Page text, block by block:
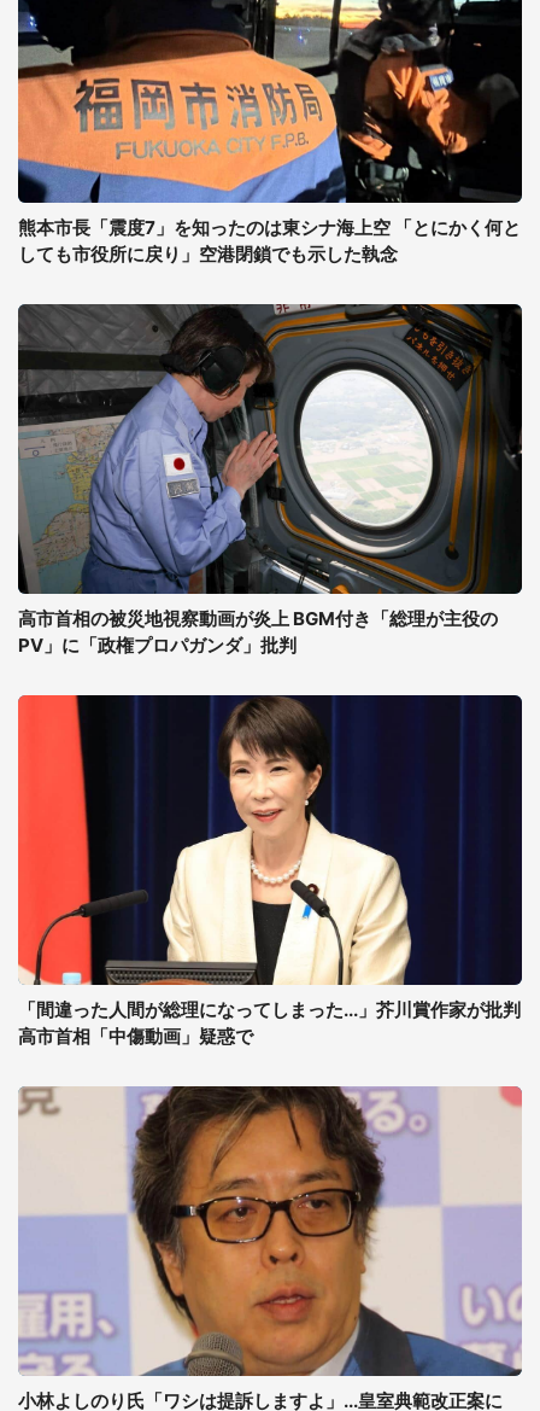
熊本市長「震度7」を知ったのは東シナ海上空 「とにかく何と
しても市役所に戻り」空港閉鎖でも示した執念
高市首相の被災地視察動画が炎上 BGM付き「総理が主役の
PV」に「政権プロパガンダ」批判
「間違った人間が総理になってしまった...」芥川賞作家が批判
高市首相「中傷動画」疑惑で
小林よしのり氏「ワシは提訴しますよ」...皇室典範改正案に